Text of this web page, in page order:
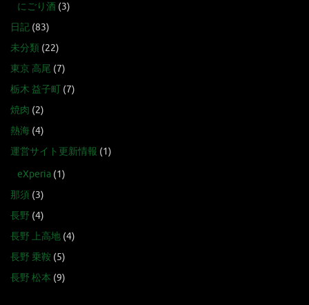
にごり酒 (3)
日記 (83)
未分類 (22)
東京 高尾 (7)
栃木 益子町 (7)
焼肉 (2)
熱海 (4)
運営サイト更新情報 (1)
eXperia (1)
那須 (3)
長野 (4)
長野 上高地 (4)
長野 乗鞍 (5)
長野 松本 (9)